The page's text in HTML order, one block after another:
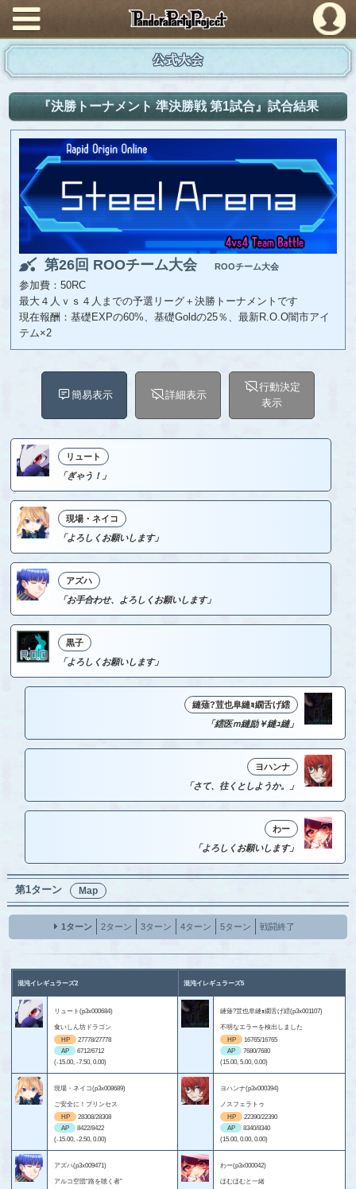
PandoraPartyProject
公式大会
『決勝トーナメント 準決勝戦 第1試合』試合結果
第26回 ROOチーム大会 ROOチーム大会
参加費：50RC
最大４人ｖｓ４人までの予選リーグ＋決勝トーナメントです
現在報酬：基礎EXPの60%、基礎Goldの25％、最新R.O.O闇市アイ
テム×2
簡易表示 詳細表示
行動決定
表示
リュート
「ぎゃう！」
現場・ネイコ
「よろしくお願いします」
アズハ
「お手合わせ、よろしくお願いします」
黒子
「よろしくお願いします」
縺薙?荳也阜縺ｮ繝舌げ繧
「繧医ｍ縺励￥縺ｭ縺」
ヨハンナ
「さて、往くとしようか。」
わー
「よろしくお願いします」
第1ターン Map
1ターン 2ターン 3ターン 4ターン 5ターン 戦闘終了
混沌イレギュラーズ2 混沌イレギュラーズ5
リュート(p3x000684)
食いしん坊ドラゴン
HP
27778/27778
AP
6712/6712
(-15.00, -7.50, 0.00)
縺薙?荳也阜縺ｮ繝舌げ繧(p3x001107)
不明なエラーを検出しました
HP
16765/16765
AP
7680/7680
(15.00, 5.00, 0.00)
現場・ネイコ(p3x008689)
ご安全に！プリンセス
HP
28308/28308
AP
8422/8422
(-15.00, -2.50, 0.00)
ヨハンナ(p3x000394)
ノスフェラトゥ
HP
22390/22390
AP
8340/8340
(15.00, 0.00, 0.00)
アズハ(p3x009471)
アルコ空団“路を聴く者”
わー(p3x000042)
ほむほむと一緒